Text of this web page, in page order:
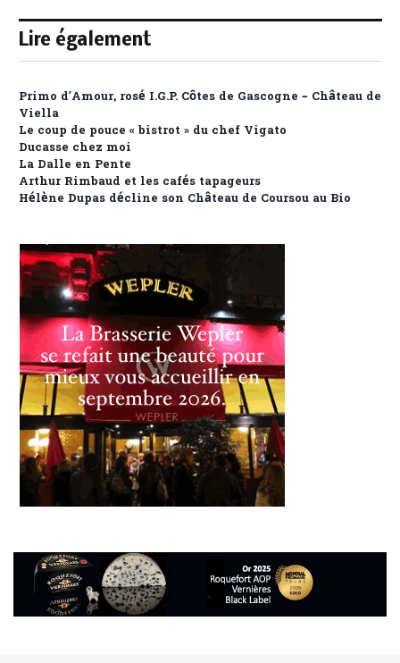
Lire également
Primo d’Amour, rosé I.G.P. Côtes de Gascogne – Château de
Viella
Le coup de pouce « bistrot » du chef Vigato
Ducasse chez moi
La Dalle en Pente
Arthur Rimbaud et les cafés tapageurs
Hélène Dupas décline son Château de Coursou au Bio